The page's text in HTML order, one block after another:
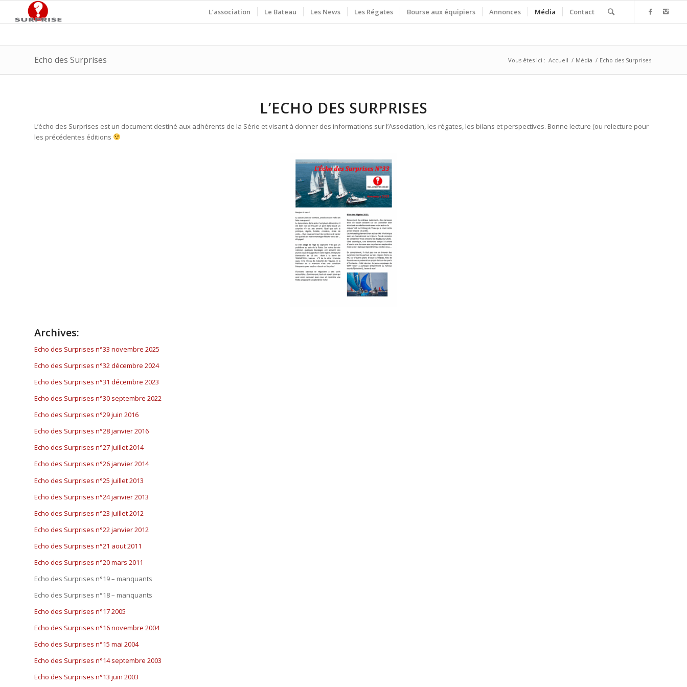
L’association Le Bateau Les News Les Régates Bourse aux équipiers Annonces Média Contact
Echo des Surprises Vous êtes ici : Accueil / Média / Echo des Surprises
L’ECHO DES SURPRISES
L’écho des Surprises est un document destiné aux adhérents de la Série et visant à donner des informations sur l’Association, les régates, les bilans et perspectives. Bonne lecture (ou relecture pour
les précédentes éditions
Archives:
Echo des Surprises n°33 novembre 2025
Echo des Surprises n°32 décembre 2024
Echo des Surprises n°31 décembre 2023
Echo des Surprises n°30 septembre 2022
Echo des Surprises n°29 juin 2016
Echo des Surprises n°28 janvier 2016
Echo des Surprises n°27 juillet 2014
Echo des Surprises n°26 janvier 2014
Echo des Surprises n°25 juillet 2013
Echo des Surprises n°24 janvier 2013
Echo des Surprises n°23 juillet 2012
Echo des Surprises n°22 janvier 2012
Echo des Surprises n°21 aout 2011
Echo des Surprises n°20 mars 2011
Echo des Surprises n°19 – manquants
Echo des Surprises n°18 – manquants
Echo des Surprises n°17 2005
Echo des Surprises n°16 novembre 2004
Echo des Surprises n°15 mai 2004
Echo des Surprises n°14 septembre 2003
Echo des Surprises n°13 juin 2003